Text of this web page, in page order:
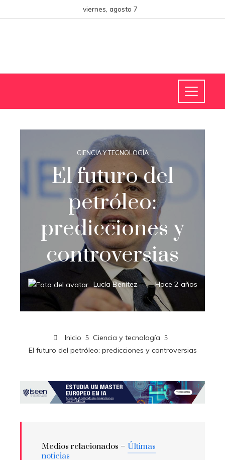
viernes, agosto 7
CIENCIA Y TECNOLOGÍA
El futuro del
petróleo:
predicciones y
controversias
Lucía Benítez Hace 2 años
Inicio
Ciencia y tecnología
El futuro del petróleo: predicciones y controversias
Medios relacionados – Últimas
noticias